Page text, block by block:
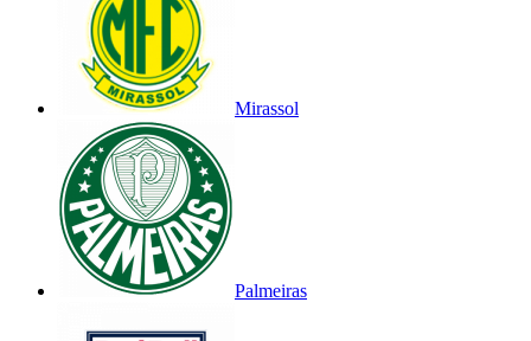
Mirassol
Palmeiras